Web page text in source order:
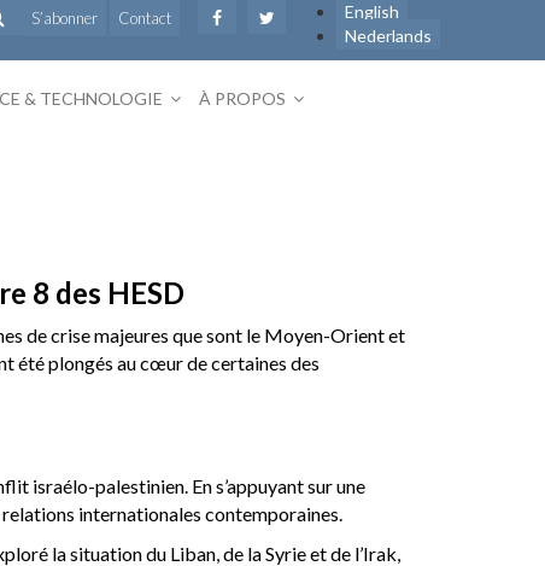
English
Nederlands
S’abonner Contact
& TECHNOLOGIE À PROPOS
8 des HESD
de crise majeures que sont le Moyen-Orient et
été plongés au cœur de certaines des
israélo-palestinien. En s’appuyant sur une
internationales contemporaines.
la situation du Liban, de la Syrie et de l’Irak,